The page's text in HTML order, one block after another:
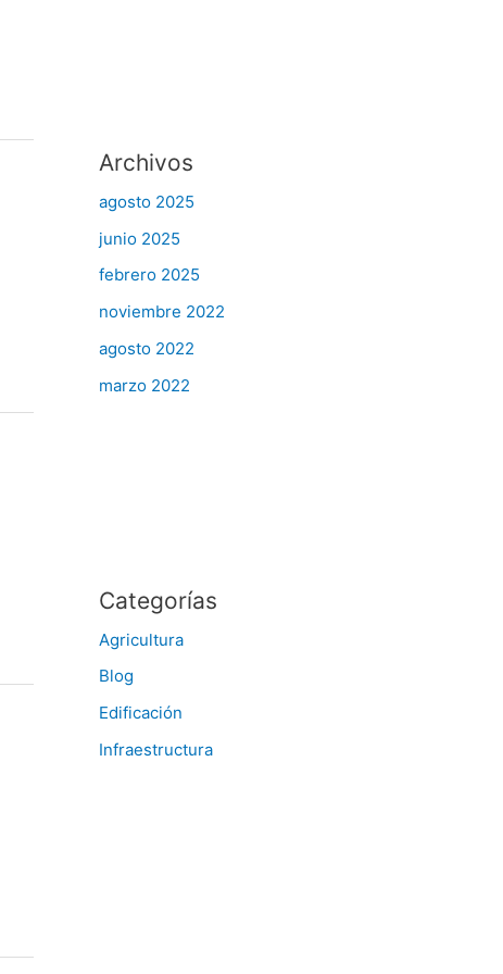
Archivos
agosto 2025
junio 2025
febrero 2025
noviembre 2022
agosto 2022
marzo 2022
Categorías
Agricultura
Blog
Edificación
Infraestructura